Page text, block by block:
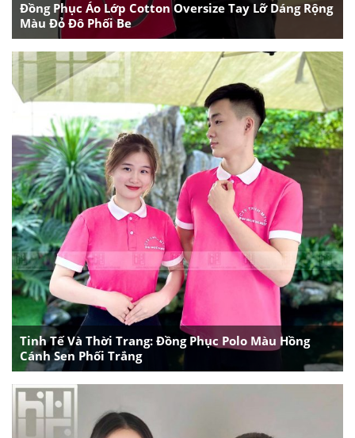
Đồng Phục Áo Lớp Cotton Oversize Tay Lỡ Dáng Rộng
Màu Đỏ Đô Phối Be
Tinh Tế Và Thời Trang: Đồng Phục Polo Màu Hồng
Cánh Sen Phối Trắng